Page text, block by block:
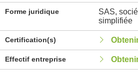
Forme juridique
SAS,
simplifiée
Certification(s)
Effectif entreprise